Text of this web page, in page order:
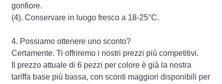
gonfiore.
(4). Conservare in luogo fresco a 18-25°C.
4. Possiamo ottenere uno sconto?
Certamente. Ti offriremo i nostri prezzi più competitivi.
Il prezzo attuale di 6 pezzi per colore è già la nostra
tariffa base più bassa, con sconti maggiori disponibili per